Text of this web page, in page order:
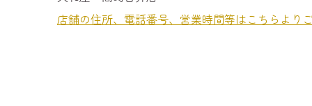
店舗の住所、電話番号、営業時間等はこちらより